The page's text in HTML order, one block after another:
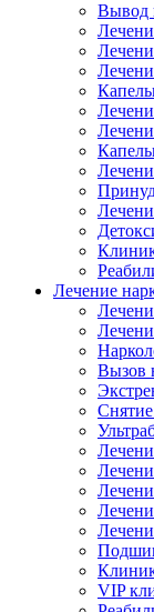
Вывод
Лечение
Вызов
VIP